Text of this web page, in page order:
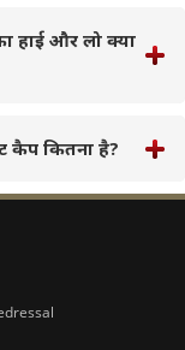
हाई और लो क्या
कैप कितना है?